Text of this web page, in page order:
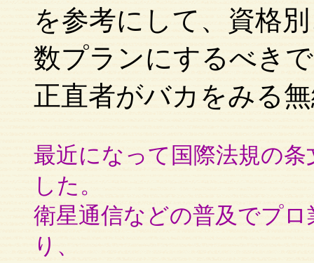
を参考にして、資格
数プランにするべき
正直者がバカをみる
最近になって国際法規の
した。
衛星通信などの普及でプ
り、